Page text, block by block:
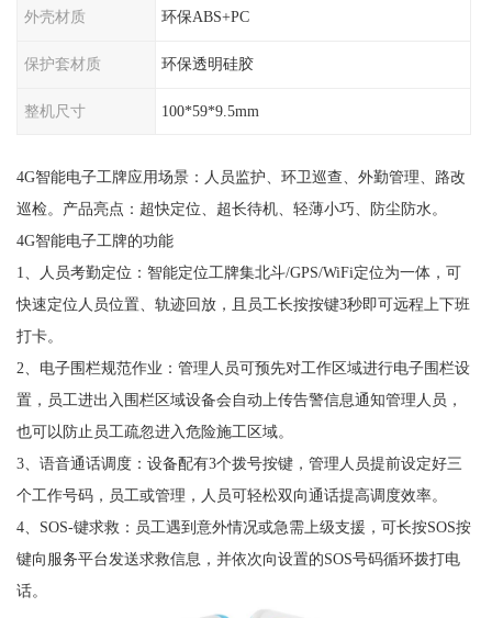
外壳材质 环保ABS+PC
保护套材质 环保透明硅胶
整机尺寸 100*59*9.5mm
4G智能电子工牌应用场景：人员监护、环卫巡查、外勤管理、路改
巡检。产品亮点：超快定位、超长待机、轻薄小巧、防尘防水。
4G智能电子工牌的功能
1、人员考勤定位：智能定位工牌集北斗/GPS/WiFi定位为一体，可
快速定位人员位置、轨迹回放，且员工长按按键3秒即可远程上下班
打卡。
2、电子围栏规范作业：管理人员可预先对工作区域进行电子围栏设
置，员工进出入围栏区域设备会自动上传告警信息通知管理人员，
也可以防止员工疏忽进入危险施工区域。
3、语音通话调度：设备配有3个拨号按键，管理人员提前设定好三
个工作号码，员工或管理，人员可轻松双向通话提高调度效率。
4、SOS-键求救：员工遇到意外情况或急需上级支援，可长按SOS按
键向服务平台发送求救信息，并依次向设置的SOS号码循环拨打电
话。